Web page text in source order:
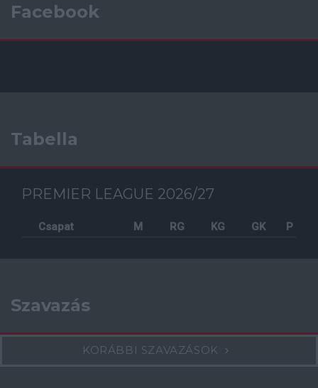
Facebook
Tabella
PREMIER LEAGUE 2026/27
Csapat M RG KG GK P
Szavazás
KORÁBBI SZAVAZÁSOK